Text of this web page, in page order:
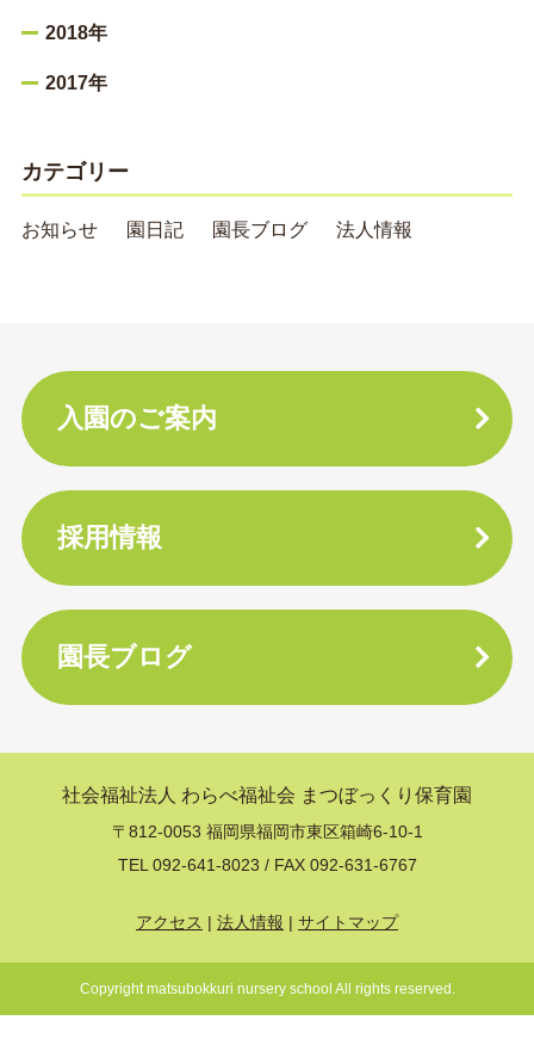
2018年
2017年
カテゴリー
お知らせ 園日記 園長ブログ 法人情報
入園のご案内
採用情報
園長ブログ
社会福祉法人 わらべ福祉会 まつぼっくり保育園
〒812-0053 福岡県福岡市東区箱崎6-10-1
TEL 092-641-8023 / FAX 092-631-6767
アクセス 法人情報 サイトマップ
Copyright matsubokkuri nursery school All rights reserved.